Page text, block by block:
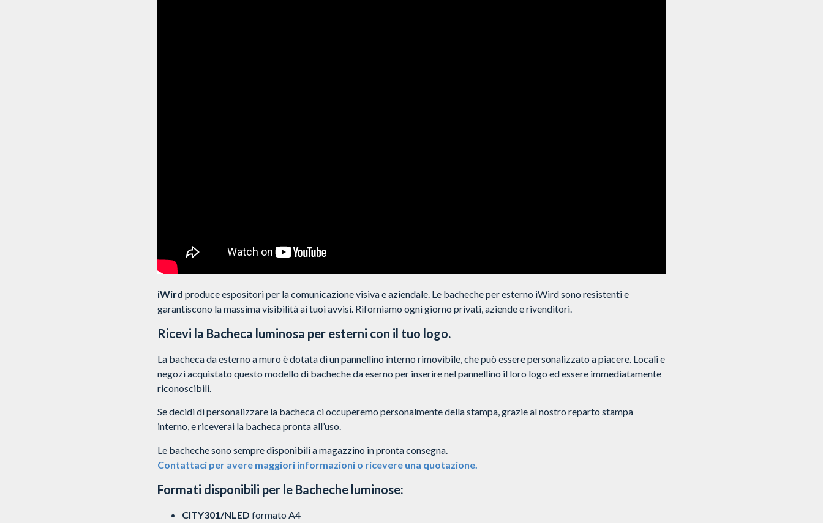
iWird produce espositori per la comunicazione visiva e aziendale. Le bacheche per esterno iWird sono resistenti e
garantiscono la massima visibilità ai tuoi avvisi. Riforniamo ogni giorno privati, aziende e rivenditori.
Ricevi la Bacheca luminosa per esterni con il tuo logo.
La bacheca da esterno a muro è dotata di un pannellino interno rimovibile, che può essere personalizzato a piacere. Locali e
negozi acquistato questo modello di bacheche da eserno per inserire nel pannellino il loro logo ed essere immediatamente
riconoscibili.
Se decidi di personalizzare la bacheca ci occuperemo personalmente della stampa, grazie al nostro reparto stampa
interno, e riceverai la bacheca pronta all’uso.
Le bacheche sono sempre disponibili a magazzino in pronta consegna.
Contattaci per avere maggiori informazioni o ricevere una quotazione.
Formati disponibili per le Bacheche luminose:
CITY301/NLED formato A4